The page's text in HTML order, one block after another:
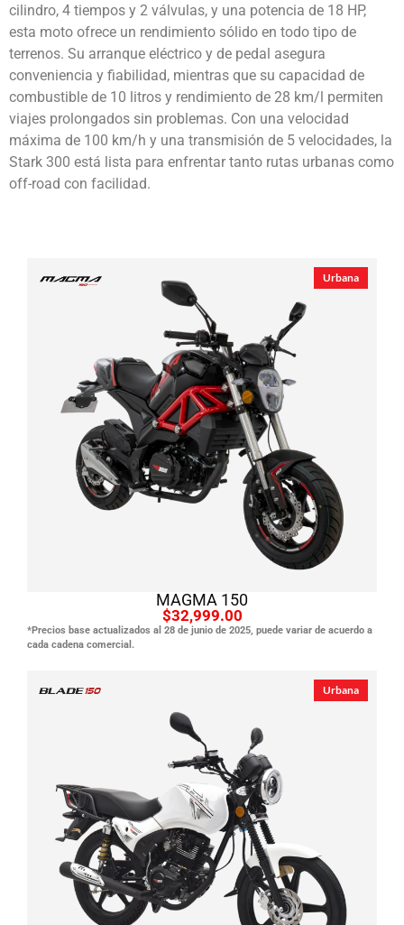
cilindro, 4 tiempos y 2 válvulas, y una potencia de 18 HP,
esta moto ofrece un rendimiento sólido en todo tipo de
terrenos. Su arranque eléctrico y de pedal asegura
conveniencia y fiabilidad, mientras que su capacidad de
combustible de 10 litros y rendimiento de 28 km/l permiten
viajes prolongados sin problemas. Con una velocidad
máxima de 100 km/h y una transmisión de 5 velocidades, la
Stark 300 está lista para enfrentar tanto rutas urbanas como
off-road con facilidad.
Urbana
MAGMA 150
$32,999.00
*Precios base actualizados al 28 de junio de 2025, puede variar de acuerdo a
cada cadena comercial.
Urbana